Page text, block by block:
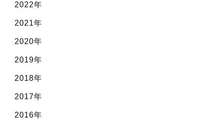
2022年
2021年
2020年
2019年
2018年
2017年
2016年